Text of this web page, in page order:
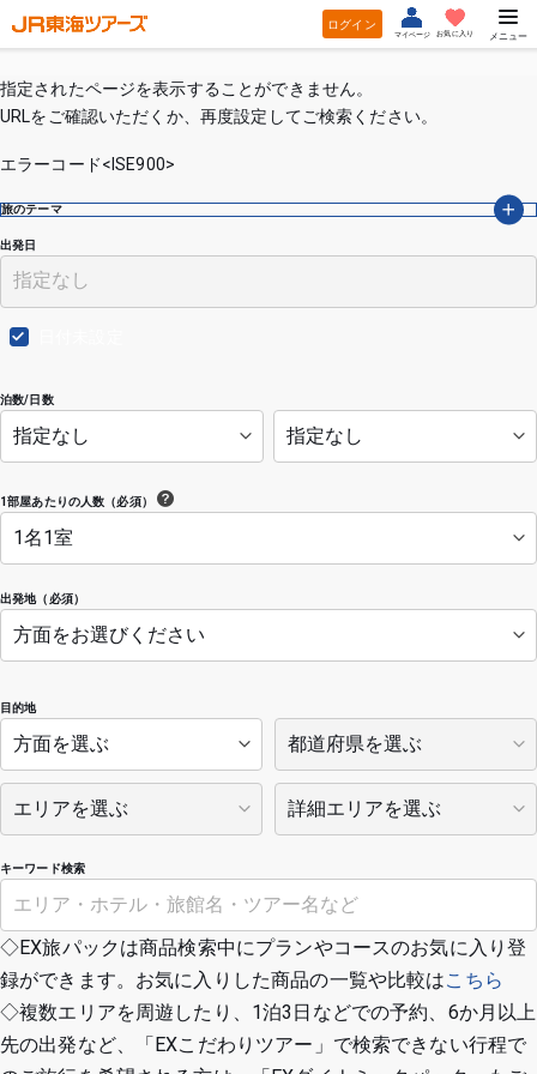
ログイン
マイページ お気に入り メニュー
指定されたページを表示することができません。
URLをご確認いただくか、再度設定してご検索ください。
エラーコード<ISE900>
出発地（必須）
出発日
泊数/日数
1部屋あたりの人数（必須）
目的地
キーワード検索
旅のテーマ
◇EX旅パックは商品検索中にプランやコースのお気に入り登
録ができます。お気に入りした商品の一覧や比較はこちら
◇複数エリアを周遊したり、1泊3日などでの予約、6か月以上
先の出発など、「EXこだわりツアー」で検索できない行程で